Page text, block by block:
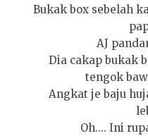
Bukak box sebelah
AJ
Dia cakap bukak
tengok
Angkat je baju
Oh.... Ini